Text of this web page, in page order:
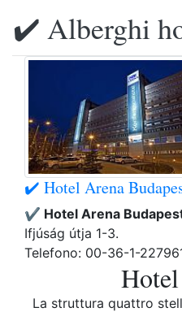
✔️ Alberghi
✔️ Hotel Arena
✔️ Hotel Arena
Ifjúság útja 1-3.
Telefono: 00-36-1-
La struttura quattro